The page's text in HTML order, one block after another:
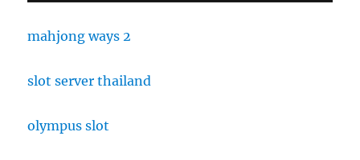
mahjong ways 2
slot server thailand
olympus slot